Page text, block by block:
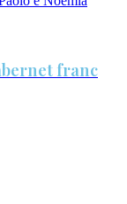
franc